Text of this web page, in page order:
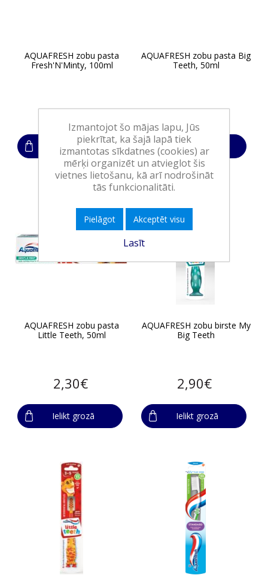
AQUAFRESH zobu pasta
Fresh'N'Minty, 100ml
2,70€
Ielikt grozā
AQUAFRESH zobu pasta Big
Teeth, 50ml
2,30€
Ielikt grozā
AQUAFRESH zobu pasta
Little Teeth, 50ml
2,30€
Ielikt grozā
AQUAFRESH zobu birste My
Big Teeth
2,90€
Ielikt grozā
Izmantojot šo mājas lapu, Jūs
piekrītat, ka šajā lapā tiek
izmantotas sīkdatnes (cookies) ar
mērķi organizēt un atvieglot šis
vietnes lietošanu, kā arī nodrošināt
tās funkcionalitāti.
Pielāgot Akceptēt visu
Lasīt